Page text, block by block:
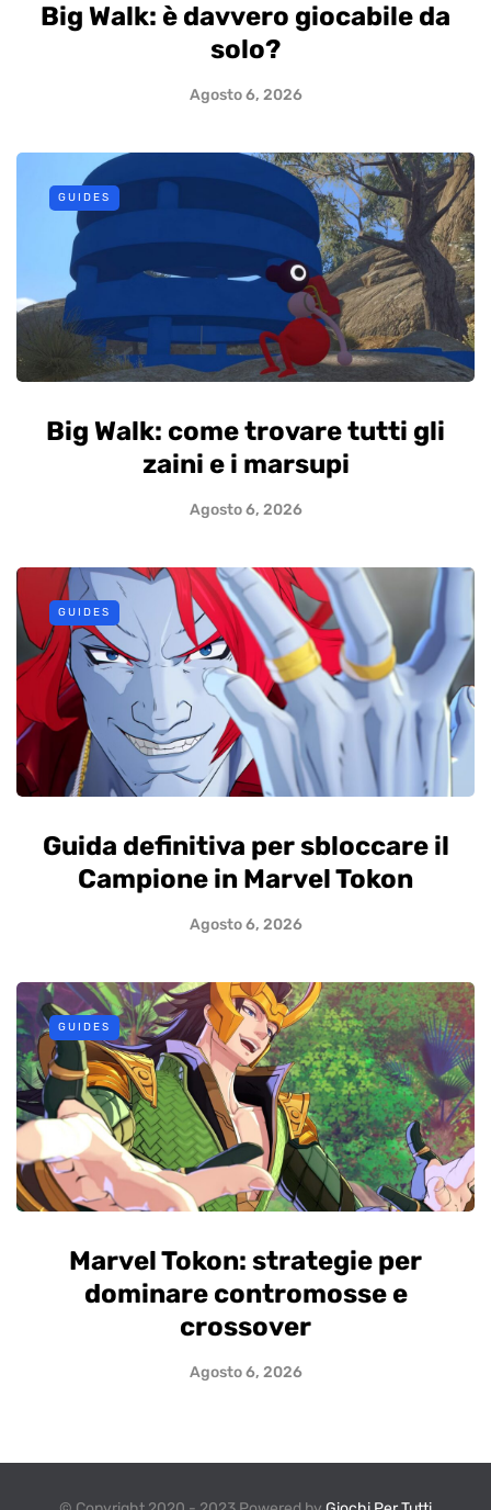
Big Walk: è davvero giocabile da
solo?
Agosto 6, 2026
GUIDES
Big Walk: come trovare tutti gli
zaini e i marsupi
Agosto 6, 2026
GUIDES
Guida definitiva per sbloccare il
Campione in Marvel Tokon
Agosto 6, 2026
GUIDES
Marvel Tokon: strategie per
dominare contromosse e
crossover
Agosto 6, 2026